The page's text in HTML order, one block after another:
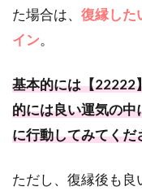
た場合は、 復縁した
イン。
基本的には【22222
的には良い運気の
に行動してみてくだ
ただし、復縁後も